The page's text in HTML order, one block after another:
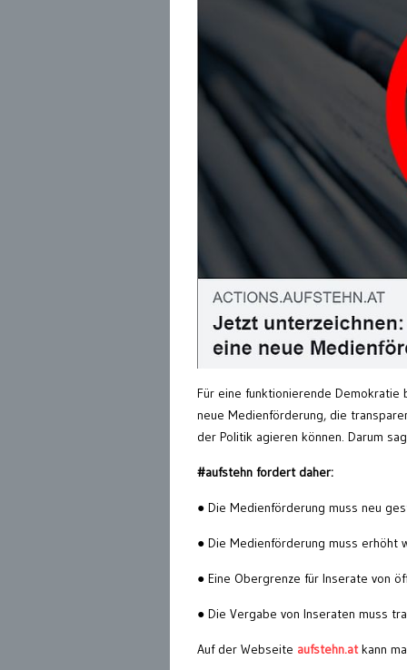
Für eine funktionierende Demokratie
neue Medienförderung, die
der Politik agieren können. Darum
#aufstehn fordert daher:
● Die Medienförderung muss neu
● Die Medienförderung muss erhöht
● Eine Obergrenze für Inserate von
● Die Vergabe von Inseraten muss
Auf der Webseite aufstehn.atkann